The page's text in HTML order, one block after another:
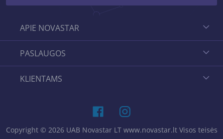
APIE NOVASTAR
PASLAUGOS
KLIENTAMS
Copyright © 2026 UAB Novastar LT www.novastar.lt Visos teisės